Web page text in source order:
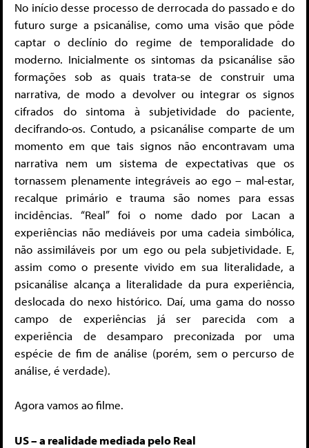
No início desse processo de derrocada do passado e do
futuro surge a psicanálise, como uma visão que pôde
captar o declínio do regime de temporalidade do
moderno. Inicialmente os sintomas da psicanálise são
formações sob as quais trata-se de construir uma
narrativa, de modo a devolver ou integrar os signos
cifrados do sintoma à subjetividade do paciente,
decifrando-os. Contudo, a psicanálise comparte de um
momento em que tais signos não encontravam uma
narrativa nem um sistema de expectativas que os
tornassem plenamente integráveis ao ego – mal-estar,
recalque primário e trauma são nomes para essas
incidências. “Real” foi o nome dado por Lacan a
experiências não mediáveis por uma cadeia simbólica,
não assimiláveis por um ego ou pela subjetividade. E,
assim como o presente vivido em sua literalidade, a
psicanálise alcança a literalidade da pura experiência,
deslocada do nexo histórico. Daí, uma gama do nosso
campo de experiências já ser parecida com a
experiência de desamparo preconizada por uma
espécie de fim de análise (porém, sem o percurso de
análise, é verdade).
Agora vamos ao filme.
US – a realidade mediada pelo Real